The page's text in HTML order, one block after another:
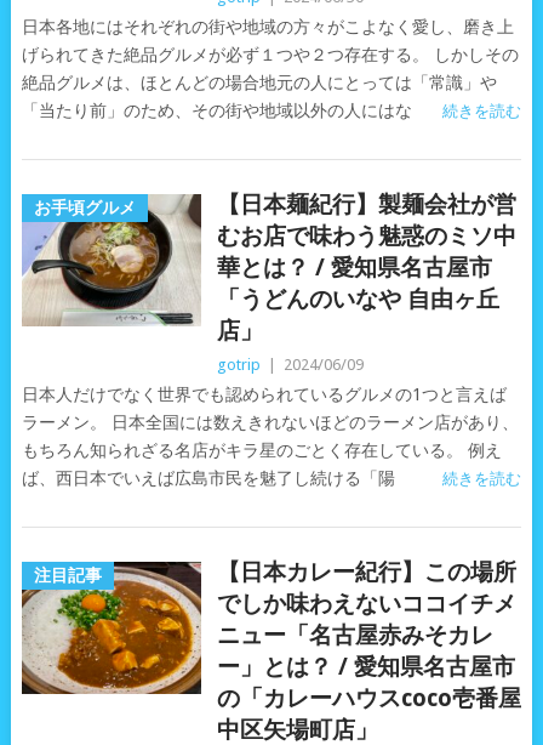
日本各地にはそれぞれの街や地域の方々がこよなく愛し、磨き上
げられてきた絶品グルメが必ず１つや２つ存在する。 しかしその
絶品グルメは、ほとんどの場合地元の人にとっては「常識」や
「当たり前」のため、その街や地域以外の人にはな
続きを読む
お手頃グルメ
【日本麺紀行】製麺会社が営
むお店で味わう魅惑のミソ中
華とは？ / 愛知県名古屋市
「うどんのいなや 自由ヶ丘
店」
gotrip 2024/06/09
日本人だけでなく世界でも認められているグルメの1つと言えば
ラーメン。 日本全国には数えきれないほどのラーメン店があり、
もちろん知られざる名店がキラ星のごとく存在している。 例え
ば、西日本でいえば広島市民を魅了し続ける「陽
続きを読む
注目記事
【日本カレー紀行】この場所
でしか味わえないココイチメ
ニュー「名古屋赤みそカレ
ー」とは？ / 愛知県名古屋市
の「カレーハウスcoco壱番屋
中区矢場町店」